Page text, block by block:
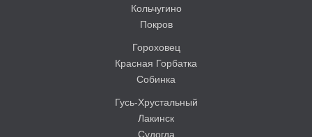
Кольчугино
Покров
Гороховец
Красная Горбатка
Собинка
Гусь-Хрустальный
Лакинск
Судогда